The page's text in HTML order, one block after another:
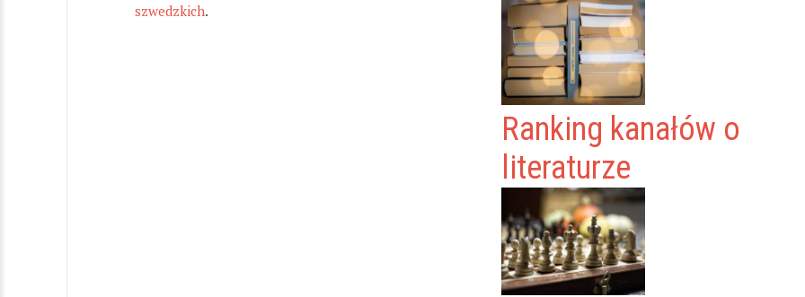
szwedzkich.
Ranking kanałów o
literaturze